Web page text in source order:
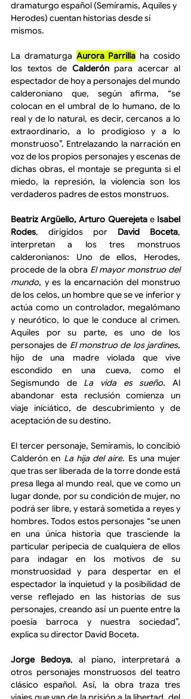
dramaturgo español (Semíramis, Aquiles y
Herodes) cuentan historias desde sí
mismos.
La dramaturga Aurora Parrilla ha cosido
los textos de Calderón para acercar al
espectador de hoy a personajes del mundo
calderoniano que, según afirma, “se
colocan en el umbral de lo humano, de lo
real y de lo natural, es decir, cercanos a lo
extraordinario, a lo prodigioso y a lo
monstruoso”. Entrelazando la narración en
voz de los propios personajes y escenas de
dichas obras, el montaje se pregunta si el
miedo, la represión, la violencia son los
verdaderos padres de estos monstruos.
Beatriz Argüello, Arturo Querejeta e Isabel
Rodes, dirigidos por David Boceta,
interpretan a los tres monstruos
calderonianos: Uno de ellos, Herodes,
procede de la obra El mayor monstruo del
mundo, y es la encarnación del monstruo
de los celos, un hombre que se ve inferior y
actúa como un controlador, megalómano
y neurótico, lo que le conduce al crimen.
Aquiles por su parte, es uno de los
personajes de El monstruo de los jardines,
hijo de una madre violada que vive
escondido en una cueva, como el
Segismundo de La vida es sueño. Al
abandonar esta reclusión comienza un
viaje iniciático, de descubrimiento y de
aceptación de su destino.
El tercer personaje, Semíramis, lo concibió
Calderón en La hija del aire. Es una mujer
que tras ser liberada de la torre donde está
presa llega al mundo real, que ve como un
lugar donde, por su condición de mujer, no
podrá ser libre, y estará sometida a reyes y
hombres. Todos estos personajes “se unen
en una única historia que trasciende la
particular peripecia de cualquiera de ellos
para indagar en los motivos de su
monstruosidad y para despertar en el
espectador la inquietud y la posibilidad de
verse reflejado en las historias de sus
personajes, creando así un puente entre la
poesía barroca y nuestra sociedad”,
explica su director David Boceta.
Jorge Bedoya, al piano, interpretará a
otros personajes monstruosos del teatro
clásico español. Así, la obra traza tres